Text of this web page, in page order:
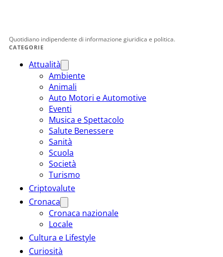
Quotidiano indipendente di informazione giuridica e politica.
CATEGORIE
Attualità
Ambiente
Animali
Auto Motori e Automotive
Eventi
Musica e Spettacolo
Salute Benessere
Sanità
Scuola
Società
Turismo
Criptovalute
Cronaca
Cronaca nazionale
Locale
Cultura e Lifestyle
Curiosità